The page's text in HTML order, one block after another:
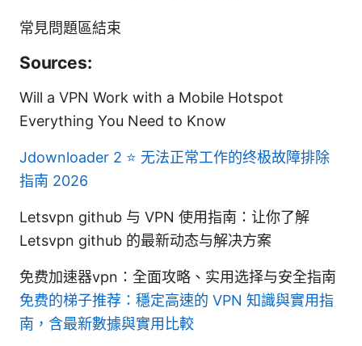
常見問題區結束
Sources:
Will a VPN Work with a Mobile Hotspot
Everything You Need to Know
Jdownloader 2 ⭐ 无法正常工作的终极故障排除
指南 2026
Letsvpn github 与 VPN 使用指南：让你了解
Letsvpn github 的最新动态与解决方案
免费加速器vpn：全面攻略、实用选择与安全指南
免费的梯子推荐：穩定高速的 VPN 知識與實用指
南，含最新數據與實用比較